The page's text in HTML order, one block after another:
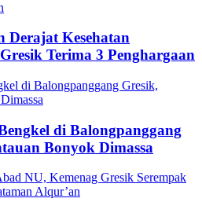
Kesehatan
Terima 3 Penghargaan
di Balongpanggang
Bonyok Dimassa